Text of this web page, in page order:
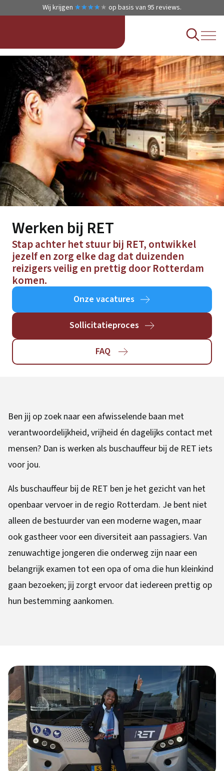
Wij krijgen ★
★★
★★
★★
★ ★
★ op basis van 95 reviews.
Werken bij RET
Stap achter het stuur bij RET, ontwikkel
jezelf en zorg elke dag dat duizenden
reizigers veilig en prettig door Rotterdam
komen.
Onze vacatures
Sollicitatieproces
FAQ
Ben jij op zoek naar een afwisselende baan met
verantwoordelijkheid, vrijheid én dagelijks contact met
mensen? Dan is werken als buschauffeur bij de RET iets
voor jou.
Als buschauffeur bij de RET ben je het gezicht van het
openbaar vervoer in de regio Rotterdam. Je bent niet
alleen de bestuurder van een moderne wagen, maar
ook gastheer voor een diversiteit aan passagiers. Van
zenuwachtige jongeren die onderweg zijn naar een
belangrijk examen tot een opa of oma die hun kleinkind
gaan bezoeken; jij zorgt ervoor dat iedereen prettig op
hun bestemming aankomen.